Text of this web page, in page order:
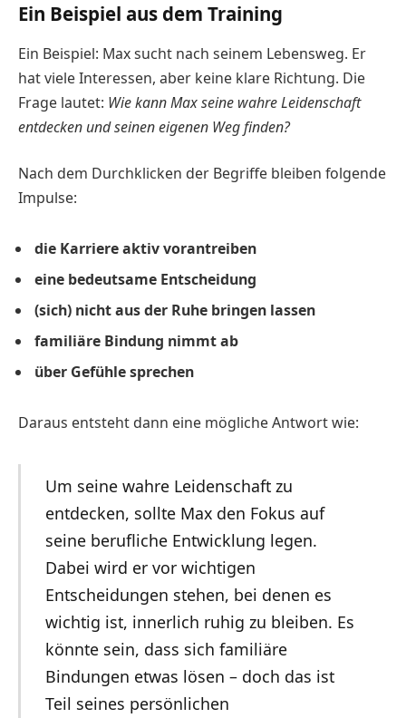
Ein Beispiel aus dem Training
Ein Beispiel: Max sucht nach seinem Lebensweg. Er
hat viele Interessen, aber keine klare Richtung. Die
Frage lautet: Wie kann Max seine wahre Leidenschaft
entdecken und seinen eigenen Weg finden?
Nach dem Durchklicken der Begriffe bleiben folgende
Impulse:
die Karriere aktiv vorantreiben
eine bedeutsame Entscheidung
(sich) nicht aus der Ruhe bringen lassen
familiäre Bindung nimmt ab
über Gefühle sprechen
Daraus entsteht dann eine mögliche Antwort wie:
Um seine wahre Leidenschaft zu
entdecken, sollte Max den Fokus auf
seine berufliche Entwicklung legen.
Dabei wird er vor wichtigen
Entscheidungen stehen, bei denen es
wichtig ist, innerlich ruhig zu bleiben. Es
könnte sein, dass sich familiäre
Bindungen etwas lösen – doch das ist
Teil seines persönlichen